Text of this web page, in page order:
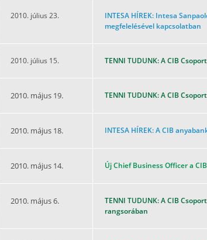
2010. július 23.
INTESA HÍREK: Intesa
megfelelésével kapcsolatban
2010. július 15. TENNI TUDUNK: A CIB
2010. május 19. TENNI TUDUNK: A CIB
2010. május 18. INTESA HÍREK: A CIB
2010. május 14. Új Chief Business Officer a
2010. május 6.
TENNI TUDUNK: A CIB
rangsorában